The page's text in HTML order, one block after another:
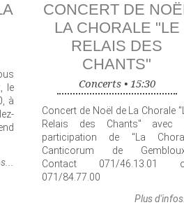
le
à
CONCERT DE
LA CHORALE "LE
RELAIS DES
CHANTS"
Concerts • 15:30
Concert de Noël de La Chorale
Relais des Chants" avec
participation de "La
Canticorum de
Contact 071/46.13.01
071/84.77.00
Plus